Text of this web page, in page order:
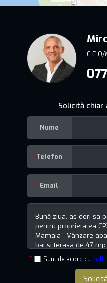
Solicită chiar
Nume
Telefon
Email
Sunt de acord cu